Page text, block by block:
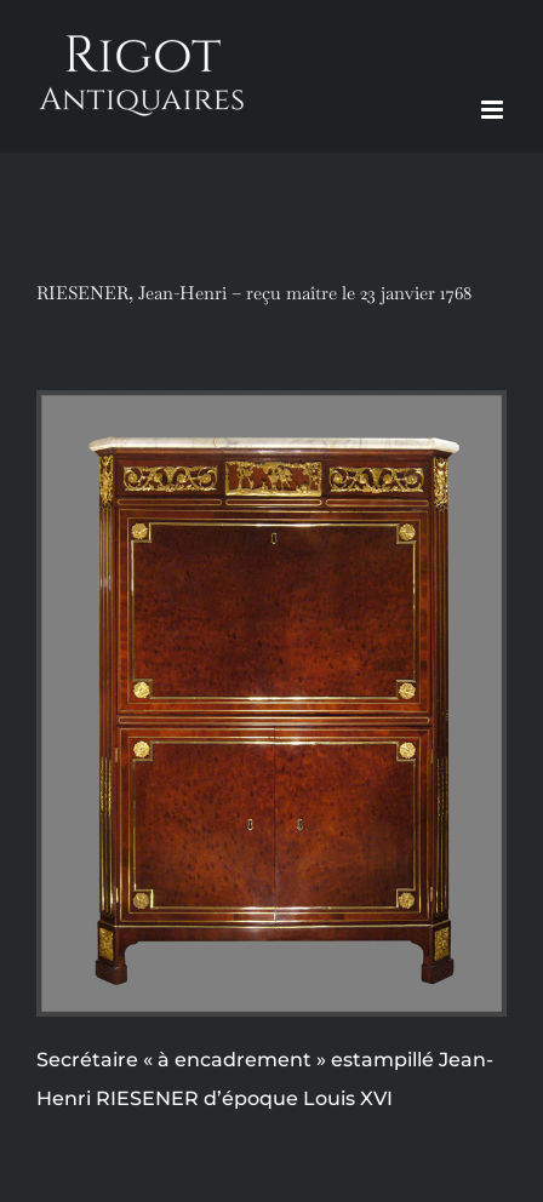
contenu
RIESENER, Jean-Henri – reçu maître le 23 janvier 1768
Secrétaire « à encadrement » estampillé Jean-
Henri RIESENER d’époque Louis XVI